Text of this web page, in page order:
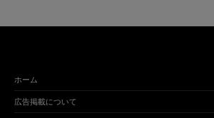
ホーム
広告掲載について